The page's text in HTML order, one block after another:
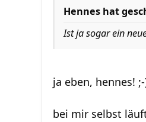
Hennes hat
Ist ja sogar ein
ja eben, hennes! ;-
bei mir selbst